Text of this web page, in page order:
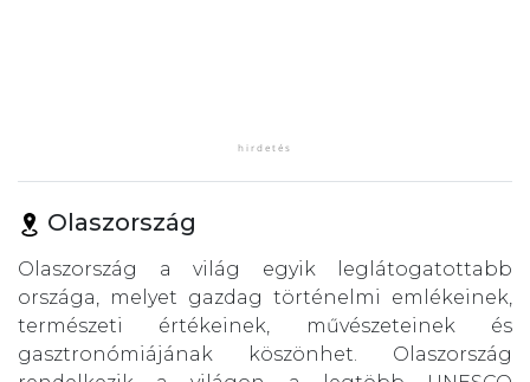
Olaszország
Olaszország a világ egyik leglátogatottabb
országa, melyet gazdag történelmi emlékeinek,
természeti értékeinek, művészeteinek és
gasztronómiájának köszönhet. Olaszország